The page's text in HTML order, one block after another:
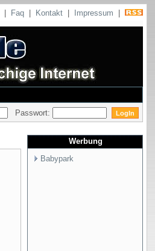
Faq Kontakt Impressum
Passwort:
Werbung
Babypark